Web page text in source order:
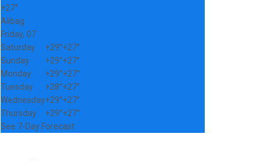
+27°
Alibag
Friday, 07
Saturday
+29°+27°
Sunday
+29°+27°
Monday
+29°+27°
Tuesday
+28°+27°
Wednesday+29°+27°
Thursday
+29°+27°
See 7-Day Forecast